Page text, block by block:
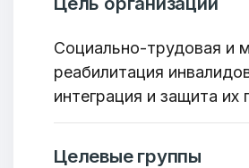
Социально-трудовая и
реабилитация
интеграция и защита их
Целевые группы